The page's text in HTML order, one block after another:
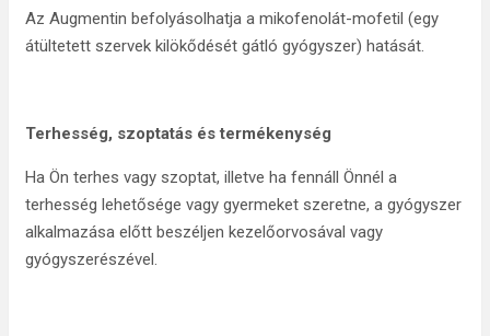
Az Augmentin befolyásolhatja a mikofenolát-mofetil (egy
átültetett szervek kilökődését gátló gyógyszer) hatását.
Terhesség, szoptatás és termékenység
Ha Ön terhes vagy szoptat, illetve ha fennáll Önnél a
terhesség lehetősége vagy gyermeket szeretne, a gyógyszer
alkalmazása előtt beszéljen kezelőorvosával vagy
gyógyszerészével.